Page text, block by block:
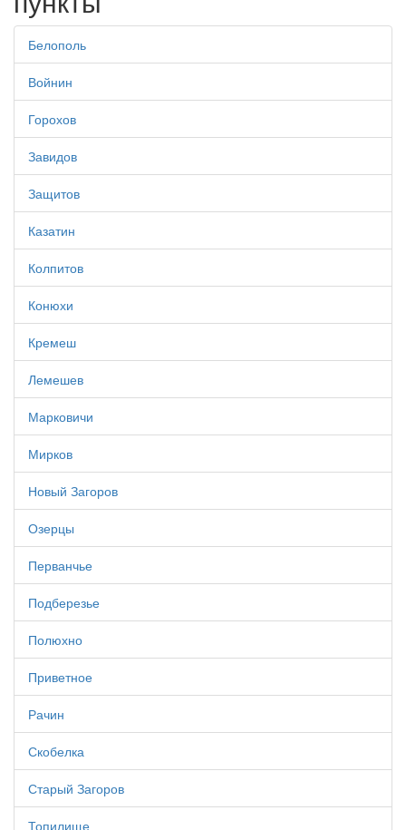
Белополь
Войнин
Горохов
Завидов
Защитов
Казатин
Колпитов
Конюхи
Кремеш
Лемешев
Марковичи
Мирков
Новый Загоров
Озерцы
Перванчье
Подберезье
Полюхно
Приветное
Рачин
Скобелка
Старый Загоров
Топилище